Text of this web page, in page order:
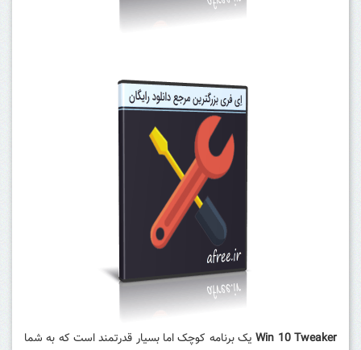
Win 10 Tweakerیک برنامه کوچک اما بسیار قدرتمند است که به شما